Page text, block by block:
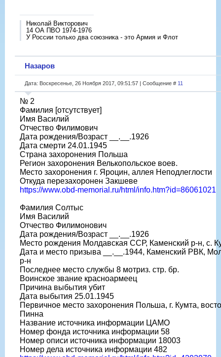
Николай Викторович
14 ОА ПВО 1974-1976
У России только два союзника - это Армия и Флот
Назаров
Дата: Воскресенье, 26 Ноября 2017, 09:51:57 | Сообщение # 11
№ 2
Фамилия [отсутствует]
Имя Василий
Отчество Филимович
Дата рождения/Возраст __.__.1926
Дата смерти 24.01.1945
Страна захоронения Польша
Регион захоронения Велькопольское воев.
Место захоронения г. Яроцин, аллея Неподлеглости
Откуда перезахоронен Закшеве
https://www.obd-memorial.ru/html/info.htm?id=86061021
Фамилия Солтыс
Имя Василий
Отчество Филимонович
Дата рождения/Возраст __.__.1926
Место рождения Молдавская ССР, Каменский р-н, с.
Дата и место призыва __.__.1944, Каменский РВК,
р-н
Последнее место службы 8 мотриз. стр. бр.
Воинское звание красноармеец
Причина выбытия убит
Дата выбытия 25.01.1945
Первичное место захоронения Польша, г. Кумта,
Пинна
Название источника информации ЦАМО
Номер фонда источника информации 58
Номер описи источника информации 18003
Номер дела источника информации 482